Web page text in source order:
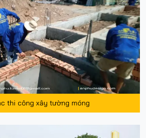
thi công xây tường móng